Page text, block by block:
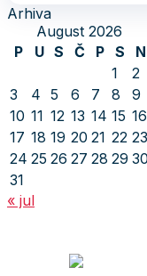
Arhiva
August 2026
P
U S Č P S
N
1
2
3
4 5 6 7 8
9
10 11 12 13 14 15 16
17 18 19 20 21 22 23
24 25 26 27 28 29 30
31
« jul